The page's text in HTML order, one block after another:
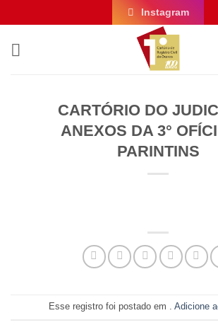
to
content
Instagram
CARTÓRIO DO
ANEXOS DA 3°
PARINTINS
Esse registro foi postado em . Adicione